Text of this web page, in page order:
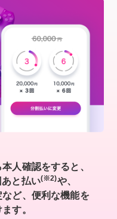
人確認をすると、
と払い(※2)や、
ど、便利な機能を
す。